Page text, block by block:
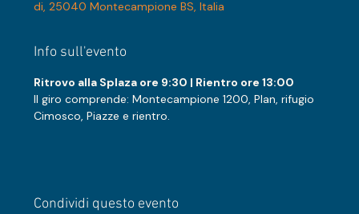
di, 25040 Montecampione BS, Italia
Info sull'evento
Ritrovo alla Splaza ore 9:30 | Rientro ore 13:00
Il giro comprende: Montecampione 1200, Plan, rifugio
Cimosco, Piazze e rientro.
Condividi questo evento